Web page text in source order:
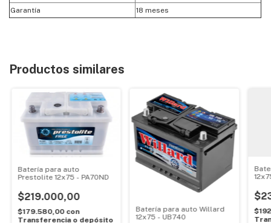
Garantía 18 meses
Productos similares
Batería para auto
Prestolite 12x75 - PA70ND
$219.000,00
$179.580,00 con
Transferencia o depósito
Batería para auto Willard
12x75 - UB740